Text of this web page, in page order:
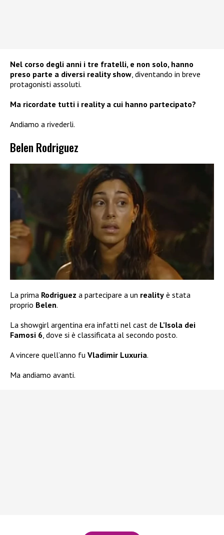
Nel corso degli anni i tre fratelli, e non solo, hanno
preso parte a diversi reality show, diventando in breve
protagonisti assoluti.
Ma ricordate tutti i reality a cui hanno partecipato?
Andiamo a rivederli.
Belen Rodriguez
La prima Rodriguez a partecipare a un reality è stata
proprio Belen.
La showgirl argentina era infatti nel cast de L’Isola dei
Famosi 6, dove si è classificata al secondo posto.
A vincere quell’anno fu Vladimir Luxuria.
Ma andiamo avanti.